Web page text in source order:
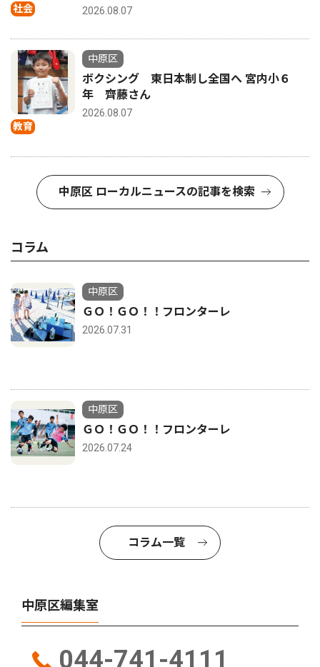
社会 2026.08.07
教育
中原区
ボクシング 東日本制し全国へ 宮内小６
年 齊藤さん
2026.08.07
中原区 ローカルニュースの記事を検索
コラム
中原区
ＧＯ！ＧＯ！！フロンターレ
2026.07.31
中原区
ＧＯ！ＧＯ！！フロンターレ
2026.07.24
コラム一覧
中原区編集室
044-741-4111